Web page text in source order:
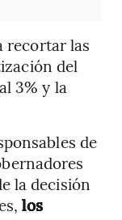
recortar las
del
3% y la
de
la decisión
los